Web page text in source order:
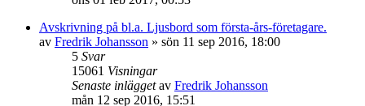
Avskrivning på bl.a. Ljusbord som första-års-företagare.
av Fredrik Johansson » sön 11 sep 2016, 18:00
5 Svar
15061 Visningar
Senaste inläggetav Fredrik Johansson
mån 12 sep 2016, 15:51